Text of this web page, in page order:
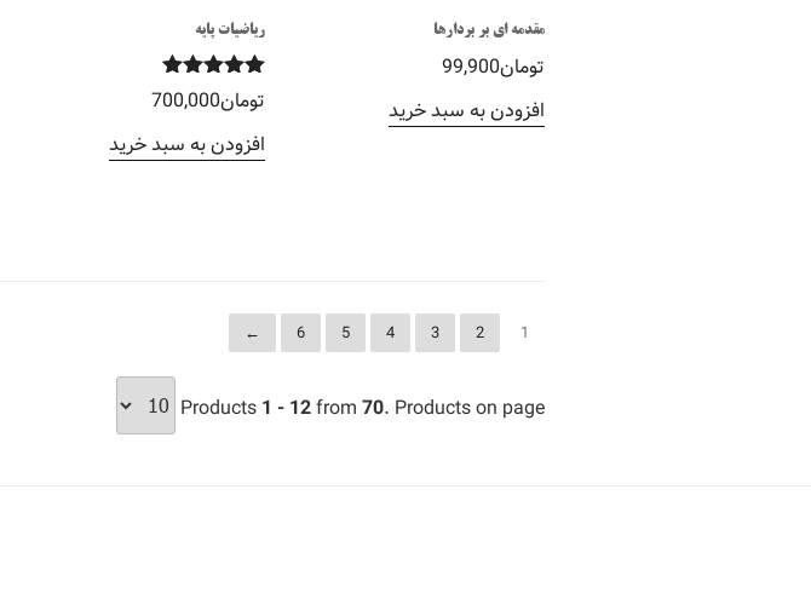
مقدمه ای بر بردارها
تومان99,900
افزودن به سبد خرید
ریاضیات پایه
امتیاز5.00
از 5
تومان700,000
افزودن به سبد خرید
1
2
3
4
5
6
←
Products 1 - 12from 70. Products on page